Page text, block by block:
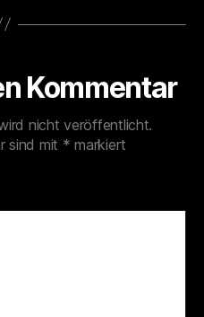
Kommentar
nicht veröffentlicht.
sind mit * markiert